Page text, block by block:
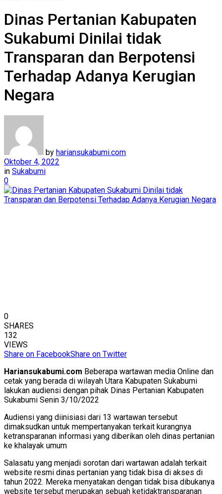
Dinas Pertanian Kabupaten
Sukabumi Dinilai tidak
Transparan dan Berpotensi
Terhadap Adanya Kerugian
Negara
by hariansukabumi.com
Oktober 4, 2022
in Sukabumi
0
0
SHARES
132
VIEWS
Share on FacebookShare on Twitter
Hariansukabumi.com Beberapa wartawan media Online dan
cetak yang berada di wilayah Utara Kabupaten Sukabumi
lakukan audiensi dengan pihak Dinas Pertanian Kabupaten
Sukabumi Senin 3/10/2022
Audiensi yang diinisiasi dari 13 wartawan tersebut
dimaksudkan untuk mempertanyakan terkait kurangnya
ketransparanan informasi yang diberikan oleh dinas pertanian
ke khalayak umum
Salasatu yang menjadi sorotan dari wartawan adalah terkait
website resmi dinas pertanian yang tidak bisa di akses di
tahun 2022. Mereka menyatakan dengan tidak bisa dibukanya
website tersebut merupakan sebuah ketidaktransparanan